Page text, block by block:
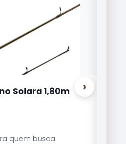
Solara 1,80m
quem busca
›